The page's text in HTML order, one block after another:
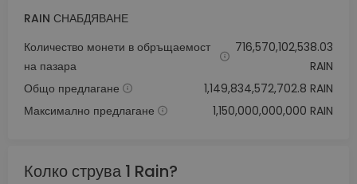
RAIN СНАБДЯВАНЕ
Количество монети в обръщаемост
на пазара
716,570,102,538.03
RAIN
Общо предлагане
1,149,834,572,702.8 RAIN
Максимално предлагане
1,150,000,000,000 RAIN
Колко струва 1 Rain?